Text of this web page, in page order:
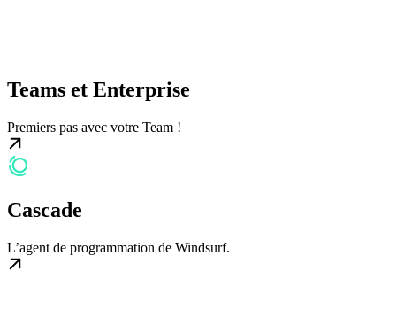
Teams et Enterprise
Premiers pas avec votre Team !
Cascade
L’agent de programmation de Windsurf.